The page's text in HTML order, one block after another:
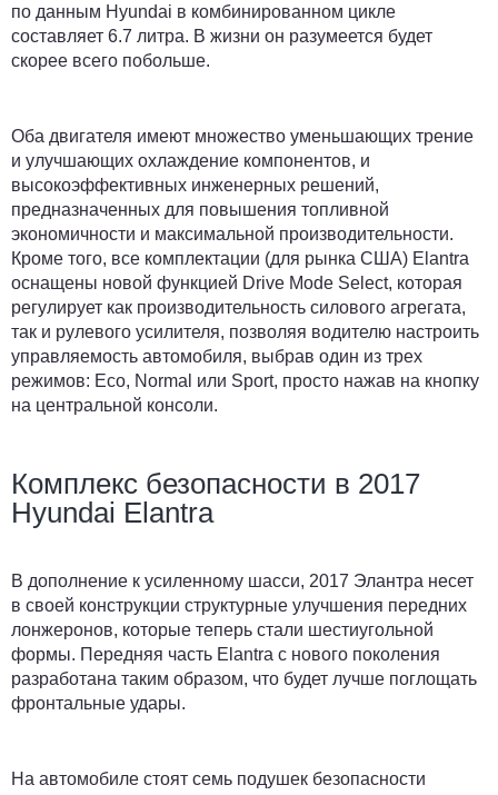
по данным Hyundai в комбинированном цикле
составляет 6.7 литра. В жизни он разумеется будет
скорее всего побольше.
Оба двигателя имеют множество уменьшающих трение
и улучшающих охлаждение компонентов, и
высокоэффективных инженерных решений,
предназначенных для повышения топливной
экономичности и максимальной производительности.
Кроме того, все комплектации (для рынка США) Elantra
оснащены новой функцией Drive Mode Select, которая
регулирует как производительность силового агрегата,
так и рулевого усилителя, позволяя водителю настроить
управляемость автомобиля, выбрав один из трех
режимов: Eco, Normal или Sport, просто нажав на кнопку
на центральной консоли.
Комплекс безопасности в 2017
Hyundai Elantra
В дополнение к усиленному шасси, 2017 Элантра несет
в своей конструкции структурные улучшения передних
лонжеронов, которые теперь стали шестиугольной
формы. Передняя часть Elantra с нового поколения
разработана таким образом, что будет лучше поглощать
фронтальные удары.
На автомобиле стоят семь подушек безопасности